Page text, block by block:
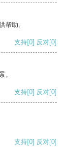
帮助。
支持[0] 反对[0]
。
支持[0] 反对[0]
支持[0] 反对[0]